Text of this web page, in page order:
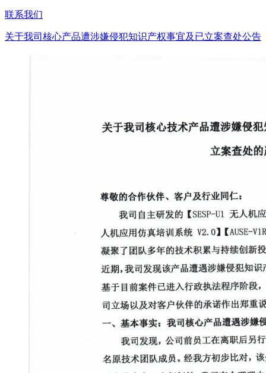
联系我们
关于我司核心产品遭涉嫌侵犯知识产权事宜及已立案查处公告